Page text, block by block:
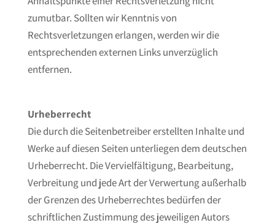
zumutbar. Sollten wir Kenntnis von
Rechtsverletzungen erlangen, werden wir die
entsprechenden externen Links unverzüglich
entfernen.
Urheberrecht
Die durch die Seitenbetreiber erstellten Inhalte und
Werke auf diesen Seiten unterliegen dem deutschen
Urheberrecht. Die Vervielfältigung, Bearbeitung,
Verbreitung und jede Art der Verwertung außerhalb
der Grenzen des Urheberrechtes bedürfen der
schriftlichen Zustimmung des jeweiligen Autors